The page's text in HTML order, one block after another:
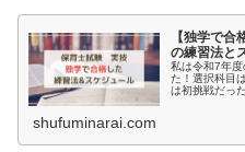
【独学で合
の練習法と
私は令和7年度
た！選択科目
は初挑戦だっ
夫した点につ
shufuminarai.com